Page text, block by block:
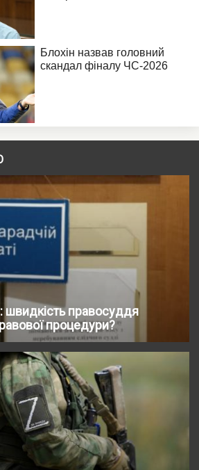
швидкість правосуддя
процедури?